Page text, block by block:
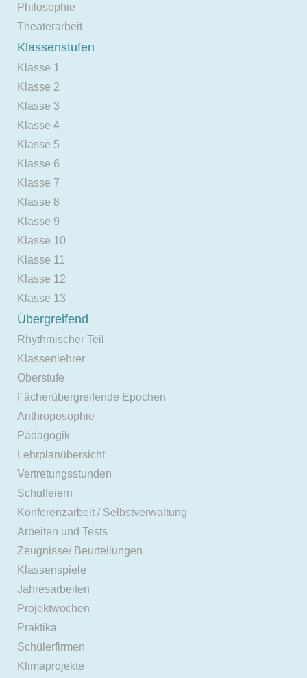
Philosophie
Theaterarbeit
Klassenstufen
Klasse 1
Klasse 2
Klasse 3
Klasse 4
Klasse 5
Klasse 6
Klasse 7
Klasse 8
Klasse 9
Klasse 10
Klasse 11
Klasse 12
Klasse 13
Übergreifend
Rhythmischer Teil
Klassenlehrer
Oberstufe
Fächerübergreifende Epochen
Anthroposophie
Pädagogik
Lehrplanübersicht
Vertretungsstunden
Schulfeiern
Konferenzarbeit / Selbstverwaltung
Arbeiten und Tests
Zeugnisse/ Beurteilungen
Klassenspiele
Jahresarbeiten
Projektwochen
Praktika
Schülerfirmen
Klimaprojekte